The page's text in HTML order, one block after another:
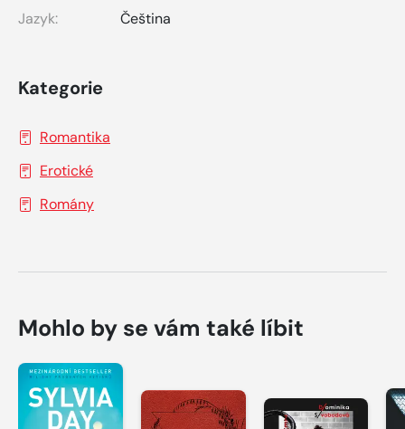
Jazyk:
Čeština
Kategorie
Romantika
Erotické
Romány
Mohlo by se vám také líbit